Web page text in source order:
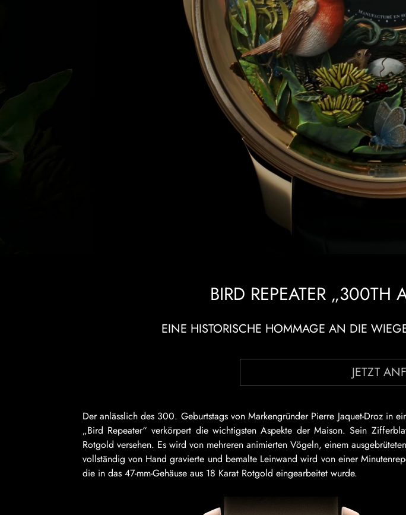
BIRD REPEATER „300TH
EINE HISTORISCHE HOMMAGE AN DIE
JETZT
Der anlässlich des 300. Geburtstags von Markengründer Pierre Jaquet-Droz in
„Bird Repeater“ verkörpert die wichtigsten Aspekte der Maison. Sein
Rotgold versehen. Es wird von mehreren animierten Vögeln, einem
vollständig von Hand gravierte und bemalte Leinwand wird von einer
die in das 47-mm-Gehäuse aus 18 Karat Rotgold eingearbeitet wurde.